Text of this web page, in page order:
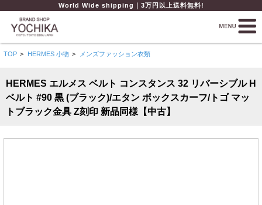
World Wide shipping｜3万円以上送料無料!
TOP > HERMES 小物 > メンズファッション衣類
HERMES エルメス ベルト コンスタンス 32 リバーシブル H
ベルト #90 黒 (ブラック)/エタン ボックスカーフ/トゴ マッ
トブラック金具 Z刻印 新品同様【中古】